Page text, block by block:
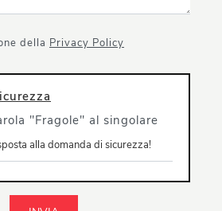
della Privacy Policy
"Fragole" al singolare